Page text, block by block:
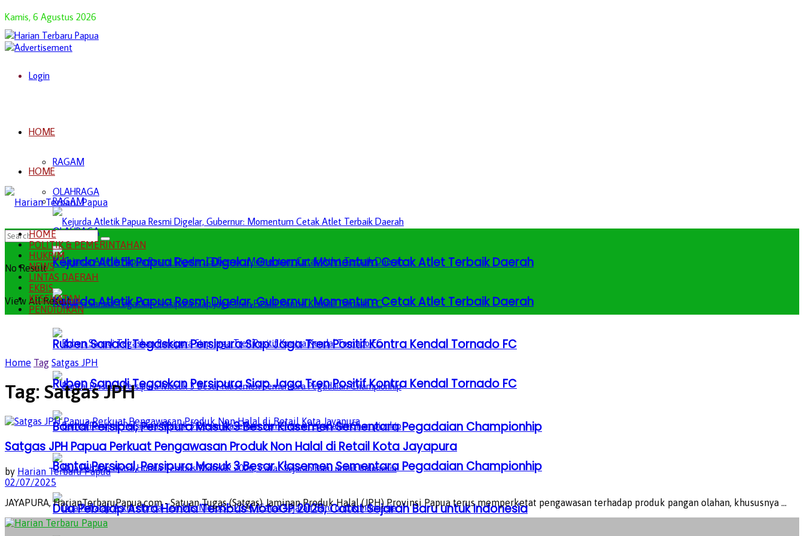
Kamis, 6 Agustus 2026
Login
HOME
RAGAM
OLAHRAGA
Kejurda Atletik Papua Resmi Digelar, Gubernur: Momentum Cetak Atlet Terbaik Daerah
Ruben Sanadi Tegaskan Persipura Siap Jaga Tren Positif Kontra Kendal Tornado FC
Bantai Persipal, Persipura Masuk 3 Besar Klasemen Sementara Pegadaian Championhip
Dua Pebalap Astra Honda Tembus MotoGP 2026, Catat Sejarah Baru untuk Indonesia
HOME
RAGAM
OLAHRAGA
Kejurda Atletik Papua Resmi Digelar, Gubernur: Momentum Cetak Atlet Terbaik Daerah
Ruben Sanadi Tegaskan Persipura Siap Jaga Tren Positif Kontra Kendal Tornado FC
Bantai Persipal, Persipura Masuk 3 Besar Klasemen Sementara Pegadaian Championhip
No Result
View All Result
HOME
POLITIK & PEMERINTAHAN
HUKRIM
NEWS
LINTAS DAERAH
EKBIS
KESEHATAN
PENDIDIKAN
Home Tag Satgas JPH
Tag: Satgas JPH
Satgas JPH Papua Perkuat Pengawasan Produk Non Halal di Retail Kota Jayapura
by Harian Terbaru Papua
02/07/2025
JAYAPURA, HarianTerbaruPapua.com - Satuan Tugas (Satgas) Jaminan Produk Halal (JPH) Provinsi Papua terus memperketat pengawasan terhadap produk pangan olahan, khususnya ...